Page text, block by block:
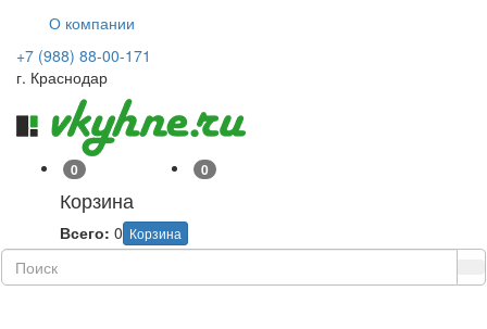
О компании
+7 (988) 88-00-171
г. Краснодар
0
Корзина
Корзина
Всего: 0
0